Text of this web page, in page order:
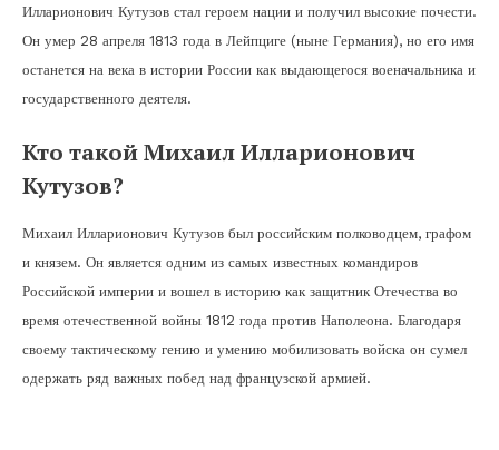
Илларионович Кутузов стал героем нации и получил высокие почести.
Он умер 28 апреля 1813 года в Лейпциге (ныне Германия), но его имя
останется на века в истории России как выдающегося военачальника и
государственного деятеля.
Кто такой Михаил Илларионович
Кутузов?
Михаил Илларионович Кутузов был российским полководцем, графом
и князем. Он является одним из самых известных командиров
Российской империи и вошел в историю как защитник Отечества во
время отечественной войны 1812 года против Наполеона. Благодаря
своему тактическому гению и умению мобилизовать войска он сумел
одержать ряд важных побед над французской армией.